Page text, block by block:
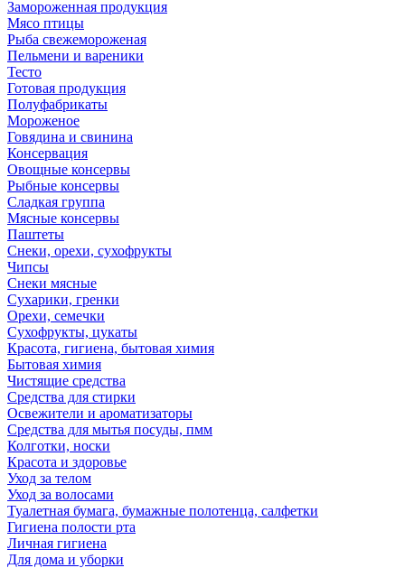
Замороженная продукция
Мясо птицы
Рыба свежемороженая
Пельмени и вареники
Тесто
Готовая продукция
Полуфабрикаты
Мороженое
Говядина и свинина
Консервация
Овощные консервы
Рыбные консервы
Сладкая группа
Мясные консервы
Паштеты
Снеки, орехи, сухофрукты
Чипсы
Снеки мясные
Сухарики, гренки
Орехи, семечки
Сухофрукты, цукаты
Красота, гигиена, бытовая химия
Бытовая химия
Чистящие средства
Средства для стирки
Освежители и ароматизаторы
Средства для мытья посуды, пмм
Колготки, носки
Красота и здоровье
Уход за телом
Уход за волосами
Туалетная бумага, бумажные полотенца, салфетки
Гигиена полости рта
Личная гигиена
Для дома и уборки